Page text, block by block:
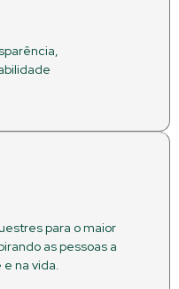
para o maior
as pessoas a
na vida.